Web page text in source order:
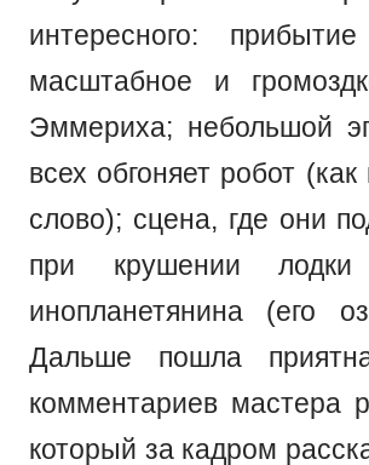
интересного:
масштабное и
Эммериха; небольшой
всех обгоняет робот
слово); сцена, где они
при крушении
инопланетянина (его
Дальше пошла
комментариев мастера
который за кадром